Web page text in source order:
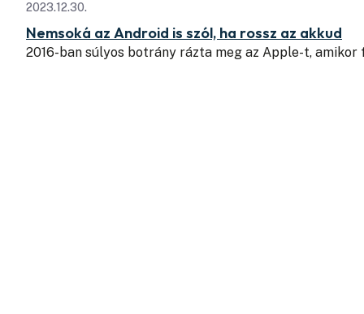
2023.12.30.
Nemsoká az Android is szól, ha rossz az akkud
2016-ban súlyos botrány rázta meg az Apple-t,